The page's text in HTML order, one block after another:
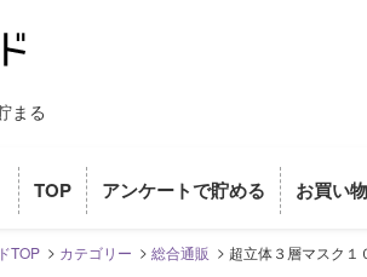
まる
TOP アンケートで貯める お買い
TOP カテゴリー 総合通販 超立体３層マスク１